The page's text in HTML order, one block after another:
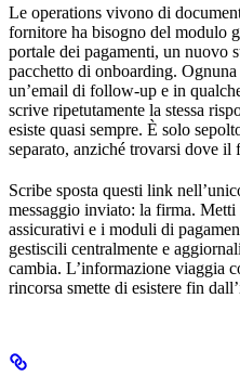
Le operations vivono di
fornitore ha bisogno del modulo
portale dei pagamenti, un nuovo
pacchetto di onboarding.
un’email di follow-up e in
scrive ripetutamente la stessa
esiste quasi sempre. È solo
separato, anziché trovarsi dove il
Scribe sposta questi link
messaggio inviato: la firma.
assicurativi e i moduli di
gestiscili centralmente e
cambia. L’informazione viaggia
rincorsa smette di esistere fin